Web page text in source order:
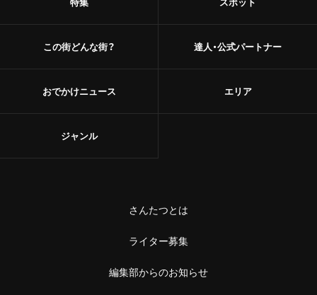
この街どんな街？
おでかけニュース
達人・公式パートナー
エリア
ジャンル
さんたつとは
ライター募集
編集部からのお知らせ